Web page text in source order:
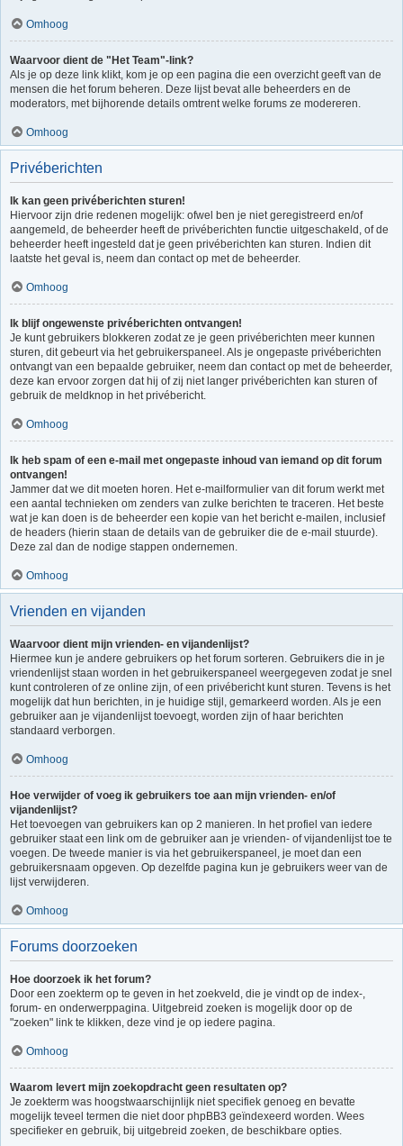
Omhoog
Waarvoor dient de "Het Team"-link?
Als je op deze link klikt, kom je op een pagina die een overzicht geeft van de
mensen die het forum beheren. Deze lijst bevat alle beheerders en de
moderators, met bijhorende details omtrent welke forums ze modereren.
Omhoog
Privéberichten
Ik kan geen privéberichten sturen!
Hiervoor zijn drie redenen mogelijk: ofwel ben je niet geregistreerd en/of
aangemeld, de beheerder heeft de privéberichten functie uitgeschakeld, of de
beheerder heeft ingesteld dat je geen privéberichten kan sturen. Indien dit
laatste het geval is, neem dan contact op met de beheerder.
Omhoog
Ik blijf ongewenste privéberichten ontvangen!
Je kunt gebruikers blokkeren zodat ze je geen privéberichten meer kunnen
sturen, dit gebeurt via het gebruikerspaneel. Als je ongepaste privéberichten
ontvangt van een bepaalde gebruiker, neem dan contact op met de beheerder,
deze kan ervoor zorgen dat hij of zij niet langer privéberichten kan sturen of
gebruik de meldknop in het privébericht.
Omhoog
Ik heb spam of een e-mail met ongepaste inhoud van iemand op dit forum
ontvangen!
Jammer dat we dit moeten horen. Het e-mailformulier van dit forum werkt met
een aantal technieken om zenders van zulke berichten te traceren. Het beste
wat je kan doen is de beheerder een kopie van het bericht e-mailen, inclusief
de headers (hierin staan de details van de gebruiker die de e-mail stuurde).
Deze zal dan de nodige stappen ondernemen.
Omhoog
Vrienden en vijanden
Waarvoor dient mijn vrienden- en vijandenlijst?
Hiermee kun je andere gebruikers op het forum sorteren. Gebruikers die in je
vriendenlijst staan worden in het gebruikerspaneel weergegeven zodat je snel
kunt controleren of ze online zijn, of een privébericht kunt sturen. Tevens is het
mogelijk dat hun berichten, in je huidige stijl, gemarkeerd worden. Als je een
gebruiker aan je vijandenlijst toevoegt, worden zijn of haar berichten
standaard verborgen.
Omhoog
Hoe verwijder of voeg ik gebruikers toe aan mijn vrienden- en/of
vijandenlijst?
Het toevoegen van gebruikers kan op 2 manieren. In het profiel van iedere
gebruiker staat een link om de gebruiker aan je vrienden- of vijandenlijst toe te
voegen. De tweede manier is via het gebruikerspaneel, je moet dan een
gebruikersnaam opgeven. Op dezelfde pagina kun je gebruikers weer van de
lijst verwijderen.
Omhoog
Forums doorzoeken
Hoe doorzoek ik het forum?
Door een zoekterm op te geven in het zoekveld, die je vindt op de index-,
forum- en onderwerppagina. Uitgebreid zoeken is mogelijk door op de
"zoeken" link te klikken, deze vind je op iedere pagina.
Omhoog
Waarom levert mijn zoekopdracht geen resultaten op?
Je zoekterm was hoogstwaarschijnlijk niet specifiek genoeg en bevatte
mogelijk teveel termen die niet door phpBB3 geïndexeerd worden. Wees
specifieker en gebruik, bij uitgebreid zoeken, de beschikbare opties.